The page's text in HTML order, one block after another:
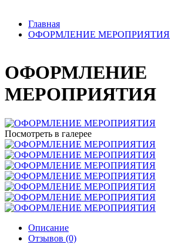
Главная
ОФОРМЛЕНИЕ МЕРОПРИЯТИЯ
ОФОРМЛЕНИЕ
МЕРОПРИЯТИЯ
Посмотреть в галерее
Описание
Отзывов (0)